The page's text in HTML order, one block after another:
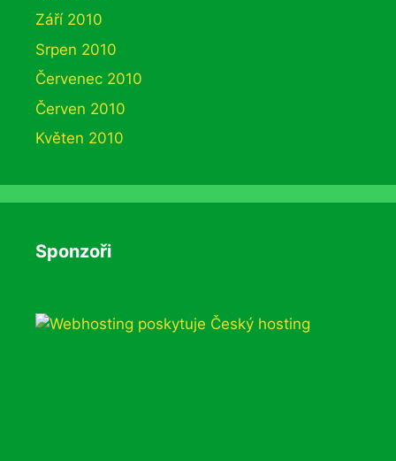
Září 2010
Srpen 2010
Červenec 2010
Červen 2010
Květen 2010
Sponzoři